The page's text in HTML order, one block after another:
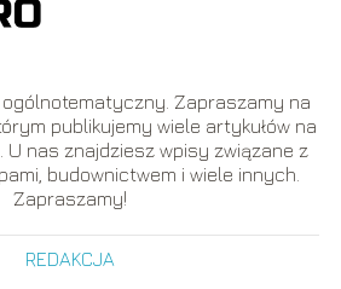
Zapraszamy na
publikujemy wiele artykułów na
nas znajdziesz wpisy związane z
budownictwem i wiele innych.
Zapraszamy!
REDAKCJA